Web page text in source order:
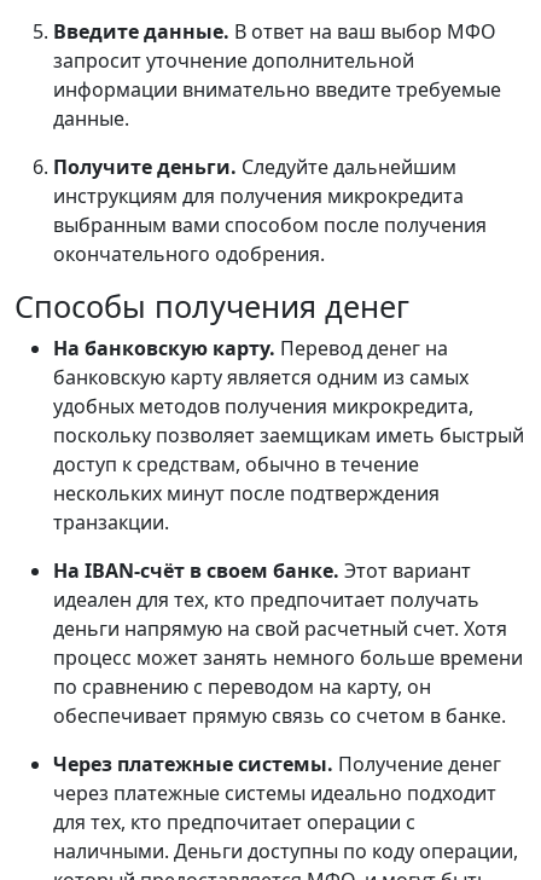
Введите данные. В ответ на ваш выбор МФО
запросит уточнение дополнительной
информации внимательно введите требуемые
данные.
Получите деньги. Следуйте дальнейшим
инструкциям для получения микрокредита
выбранным вами способом после получения
окончательного одобрения.
Способы получения денег
На банковскую карту. Перевод денег на
банковскую карту является одним из самых
удобных методов получения микрокредита,
поскольку позволяет заемщикам иметь быстрый
доступ к средствам, обычно в течение
нескольких минут после подтверждения
транзакции.
На IBAN-счёт в своем банке. Этот вариант
идеален для тех, кто предпочитает получать
деньги напрямую на свой расчетный счет. Хотя
процесс может занять немного больше времени
по сравнению с переводом на карту, он
обеспечивает прямую связь со счетом в банке.
Через платежные системы. Получение денег
через платежные системы идеально подходит
для тех, кто предпочитает операции с
наличными. Деньги доступны по коду операции,